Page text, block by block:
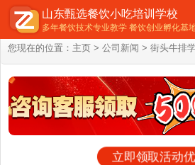
您现在的位置： 主页 > 公司新闻 > 街头牛排
立即领取活动
山东甄选餐饮小吃培训学校
多年餐饮技术专业教学 餐饮创业孵化基